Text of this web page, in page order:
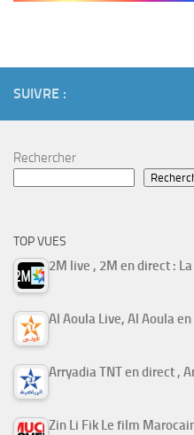
SUIVRE :
Rechercher
TOP VUES
2M live , 2M en direct :
Al Aoula Live, Al Aoula
Arryadia TNT en direct ,